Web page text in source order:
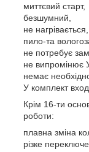
миттєвий старт,
безшумний,
не нагрівається,
пило-та
не потребує
не випромінює
немає
У комплект
Крім 16-ти
роботи:
плавна зміна
різке